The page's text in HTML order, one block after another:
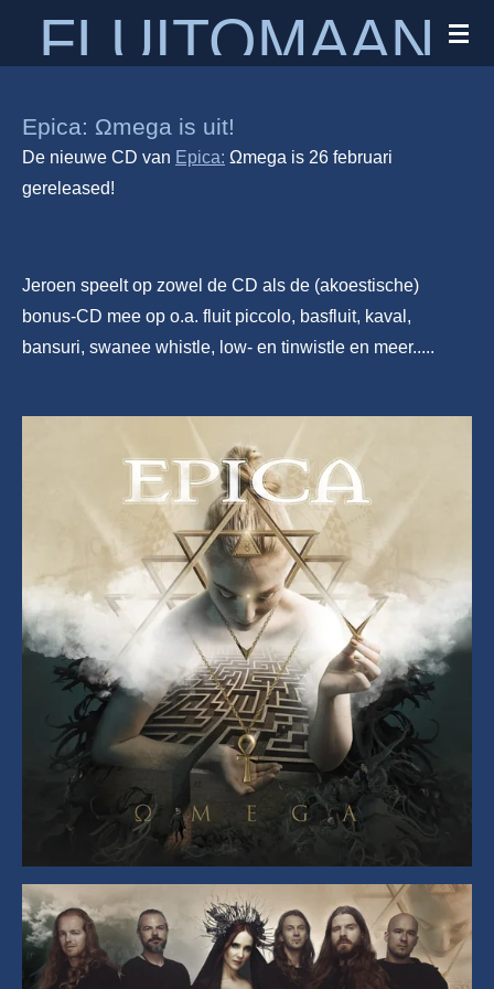
direct
de
hoofdinhoud
FLUITOMAAN
Epica: Ωmega is uit!
De nieuwe CD van Epica: Ωmega is 26 februari
gereleased!
Jeroen speelt op zowel de CD als de (akoestische)
bonus-CD mee op o.a. fluit piccolo, basfluit, kaval,
bansuri, swanee whistle, low- en tinwistle en meer.....